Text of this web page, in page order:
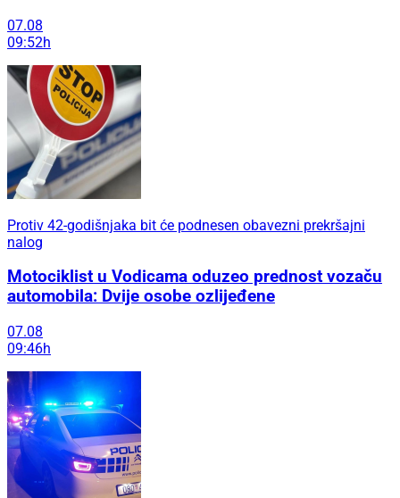
07.08
09:52h
Protiv 42-godišnjaka bit će podnesen obavezni prekršajni
nalog
Motociklist u Vodicama oduzeo prednost vozaču
automobila: Dvije osobe ozlijeđene
07.08
09:46h